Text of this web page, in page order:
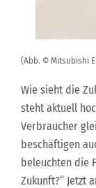
(Abb. © Mitsubishi
Wie sieht die
steht aktuell
Verbraucher
beschäftigen
beleuchten die
Zukunft?“ Jetzt